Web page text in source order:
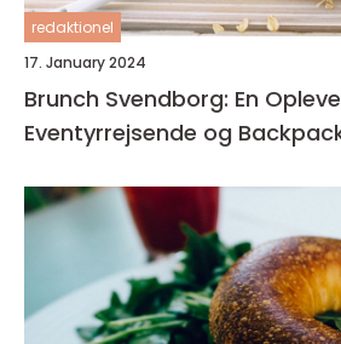
redaktionel
17. January 2024
Brunch Svendborg: En
Eventyrrejsende og